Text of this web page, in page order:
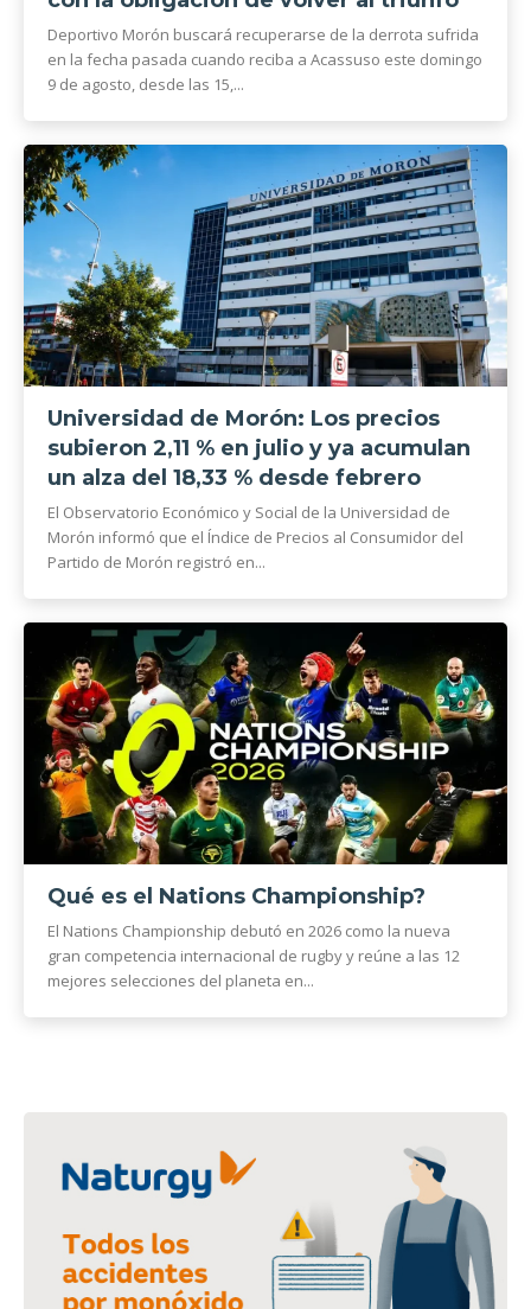
Deportivo Morón buscará recuperarse de la derrota sufrida
en la fecha pasada cuando reciba a Acassuso este domingo
9 de agosto, desde las 15,...
Universidad de Morón: Los precios
subieron 2,11 % en julio y ya acumulan
un alza del 18,33 % desde febrero
El Observatorio Económico y Social de la Universidad de
Morón informó que el Índice de Precios al Consumidor del
Partido de Morón registró en...
Qué es el Nations Championship?
El Nations Championship debutó en 2026 como la nueva
gran competencia internacional de rugby y reúne a las 12
mejores selecciones del planeta en...